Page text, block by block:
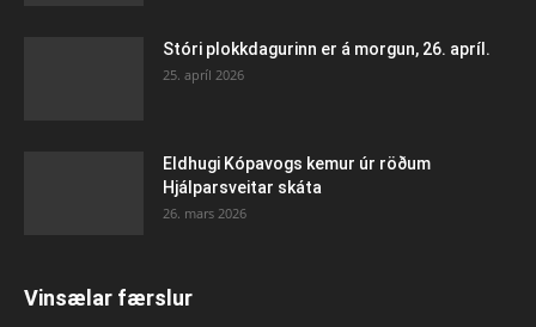
Stóri plokkdagurinn er á morgun, 26. apríl.
25. apríl 2026
Eldhugi Kópavogs kemur úr röðum
Hjálparsveitar skáta
26. mars 2026
Vinsælar færslur